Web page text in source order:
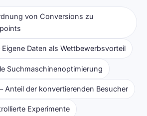
von Conversions zu
Daten als Wettbewerbsvorteil
Suchmaschinenoptimierung
Anteil der konvertierenden Besucher
Experimente